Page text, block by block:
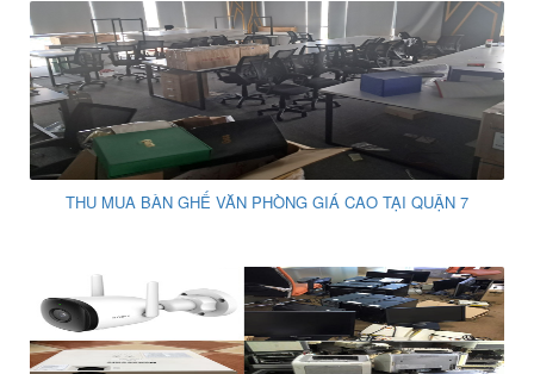
THU MUA BÀN GHẾ VĂN PHÒNG GIÁ CAO TẠI QUẬN 7